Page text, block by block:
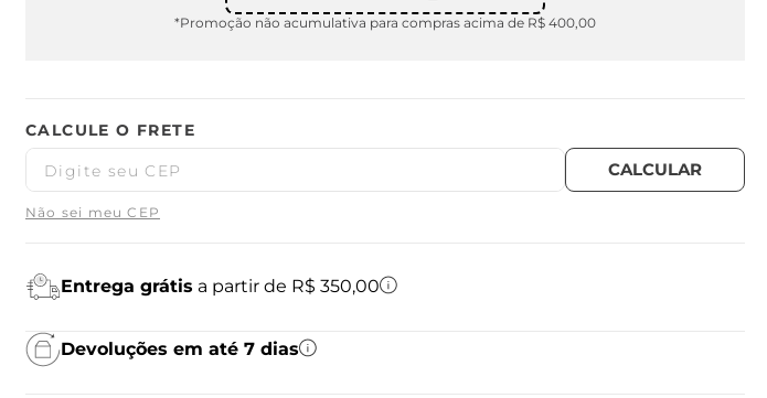
*Promoção não acumulativa para compras acima de R$ 400,00
Não sei meu CEP
Entrega grátis a partir de R$ 350,00
Devoluções em até 7 dias